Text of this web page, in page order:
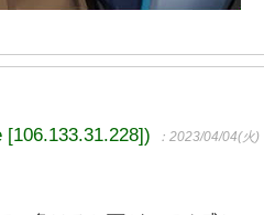
：2023/04/04(火)